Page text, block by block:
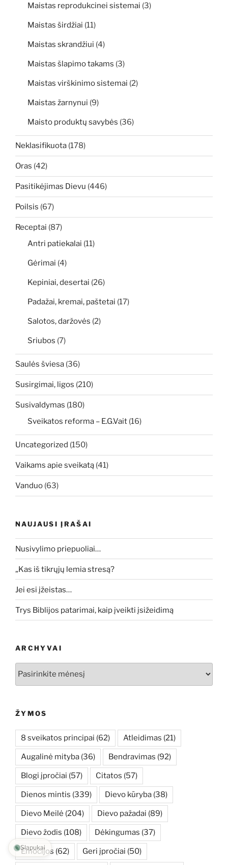
Maistas reprodukcinei sistemai (3)
Maistas širdžiai (11)
Maistas skrandžiui (4)
Maistas šlapimo takams (3)
Maistas virškinimo sistemai (2)
Maistas žarnynui (9)
Maisto produktų savybės (36)
Neklasifikuota (178)
Oras (42)
Pasitikėjimas Dievu (446)
Poilsis (67)
Receptai (87)
Antri patiekalai (11)
Gėrimai (4)
Kepiniai, desertai (26)
Padažai, kremai, paštetai (17)
Salotos, daržovės (2)
Sriubos (7)
Saulės šviesa (36)
Susirgimai, ligos (210)
Susivaldymas (180)
Sveikatos reforma – E.G.Vait (16)
Uncategorized (150)
Vaikams apie sveikatą (41)
Vanduo (63)
NAUJAUSI ĮRAŠAI
Nusivylimo priepuoliai…
„Kas iš tikrųjų lemia stresą?
Jei esi įžeistas…
Trys Biblijos patarimai, kaip įveikti įsižeidimą
ARCHYVAI
ŽYMOS
8 sveikatos principai (62) Atleidimas (21)
Augalinė mityba (36) Bendravimas (92)
Blogi įpročiai (57) Citatos (57)
Dienos mintis (339) Dievo kūryba (38)
Dievo Meilė (204) Dievo pažadai (89)
Dievo žodis (108) Dėkingumas (37)
Emocijos (62) Geri įpročiai (50)
Slapukai